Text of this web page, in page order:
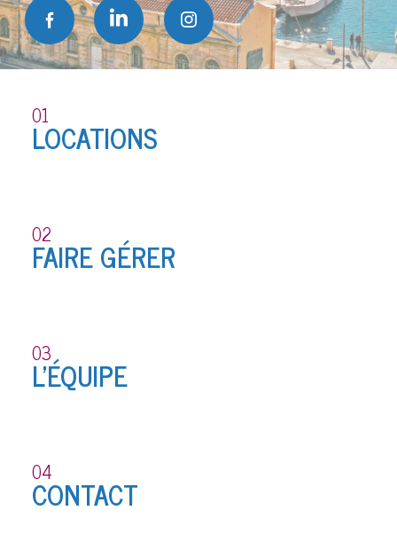
01
LOCATIONS
02
FAIRE GÉRER
03
L'ÉQUIPE
04
CONTACT